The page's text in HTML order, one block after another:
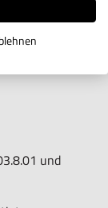
und